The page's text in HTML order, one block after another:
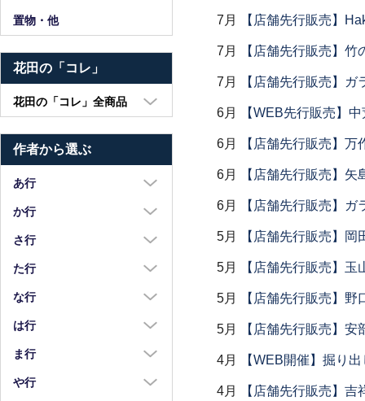
7月 【店舗先行販売】
7月 【店舗先行販売】竹
7月 【店舗先行販売】ガ
6月 【WEB先行販売】
6月 【店舗先行販売】万
6月 【店舗先行販売】
6月 【店舗先行販売】ガ
5月 【店舗先行販売】岡
5月 【店舗先行販売】
5月 【店舗先行販売】野
5月 【店舗先行販売】
4月 【WEB開催】掘り
4月 【店舗先行販売】吉
置物・他
花田の「コレ」
花田の「コレ」全商品
鉢・湯呑・カップ
汁椀・土鍋・折敷
小物・カトラリー
作者から選ぶ
あ行
浅野奈生
苧野直樹
安達和治
荒川真吾
荒賀文成
か行
蠣崎マコト
葛西国太郎
葛西義信
河上智美
さ行
坂本達哉
佐川岳彦
佐々木暢子
た行
高島慎一
高木剛
瀧田操
な行
中荒江道子
中尾万作
中川紀夫
は行
橋村大作
長谷川由香
ま行
前田麻美
や行